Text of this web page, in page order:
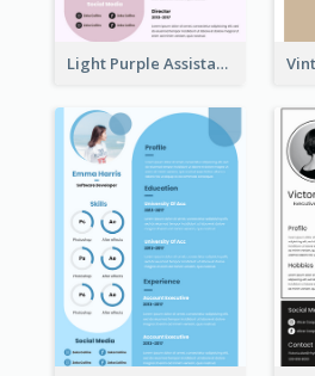
Light Purple Assistant Resume